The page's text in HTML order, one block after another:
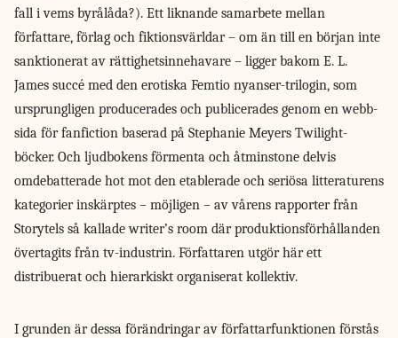
fall i vems byrålåda?). Ett liknande samarbete mellan
författare, förlag och fiktionsvärldar – om än till en början inte
sanktionerat av rättighetsinnehavare – ligger bakom E. L.
James succé med den erotiska Femtio nyanser-trilogin, som
ursprungligen producerades och publicerades genom en webb-
sida för fanfiction baserad på Stephanie Meyers Twilight-
böcker. Och ljudbokens förmenta och åtminstone delvis
omdebatterade hot mot den etablerade och seriösa litteraturens
kategorier inskärptes – möjligen – av vårens rapporter från
Storytels så kallade writer’s room där produktionsförhållanden
övertagits från tv-industrin. Författaren utgör här ett
distribuerat och hierarkiskt organiserat kollektiv.
I grunden är dessa förändringar av författarfunktionen förstås